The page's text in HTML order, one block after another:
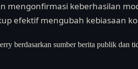
mengonfirmasi keberhasilan
efektif mengubah kebiasaan
berdasarkan sumber berita publik dan